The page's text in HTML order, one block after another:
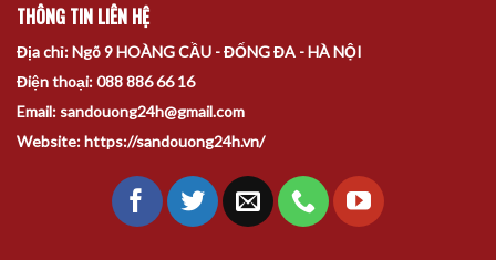
THÔNG TIN LIÊN HỆ
Địa chỉ: Ngõ 9 HOÀNG CẦU - ĐỐNG ĐA - HÀ NỘI
Điện thoại: 088 886 66 16
Email: sandouong24h@gmail.com
Website: https://sandouong24h.vn/